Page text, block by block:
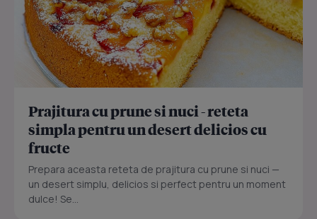
Prajitura cu prune si nuci - reteta
simpla pentru un desert delicios cu
fructe
Prepara aceasta reteta de prajitura cu prune si nuci —
un desert simplu, delicios si perfect pentru un moment
dulce! Se...